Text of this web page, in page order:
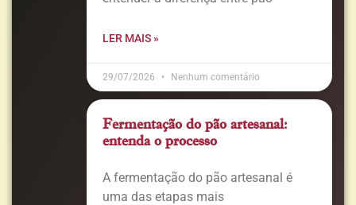
LER MAIS »
29/07/2026 Nenhum comentário
Fermentação do pão artesanal:
entenda o processo
A fermentação do pão artesanal é
uma das etapas mais